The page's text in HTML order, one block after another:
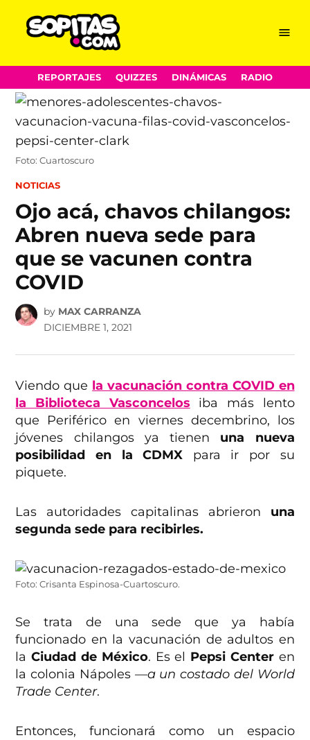
Skip
to
content
Menu
REPORTAJES QUIZZES DINÁMICAS RADIO
Foto: Cuartoscuro
POSTED
NOTICIAS
Ojo acá, chavos chilangos:
Abren nueva sede para
que se vacunen contra
COVID
by MAX CARRANZA
DICIEMBRE 1, 2021
Viendo que la vacunación contra COVID en
la Biblioteca Vasconcelos iba más lento
que Periférico en viernes decembrino, los
jóvenes chilangos ya tienen una nueva
posibilidad en la CDMX para ir por su
piquete.
Las autoridades capitalinas abrieron una
segunda sede para recibirles.
Foto: Crisanta Espinosa-Cuartoscuro.
Se trata de una sede que ya había
funcionado en la vacunación de adultos en
laCiudad de México. Es el Pepsi Centeren
la colonia Nápoles —a un costado del World
Trade Center.
Entonces, funcionará como un espacio